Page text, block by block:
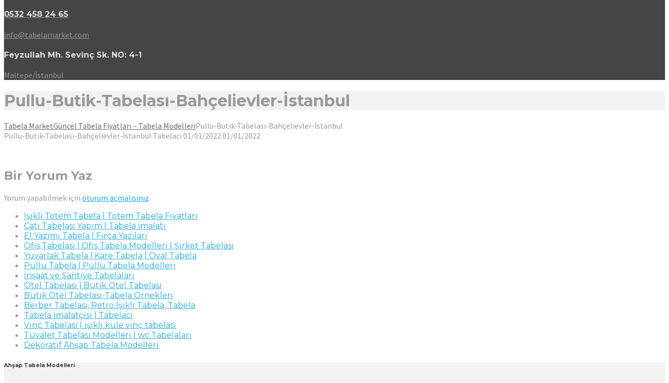
0532 458 24 65
info@tabelamarket.com
Feyzullah Mh. Sevinç Sk. NO: 4-1
Maltepe/İstanbul
Pullu-Butik-Tabelası-Bahçelievler-İstanbul
Tabela MarketGüncel Tabela Fiyatları – Tabela ModelleriPullu-Butik-Tabelası-Bahçelievler-İstanbul
Pullu-Butik-Tabelası-Bahçelievler-İstanbul Tabelaci 01/01/202201/01/2022
Bir Yorum Yaz
Yorum yapabilmek için oturum açmalısınız.
Işıklı Totem Tabela | Totem Tabela Fiyatları
Çatı Tabelası Yapım | Tabela imalatı
El Yazımı Tabela | Fırça Yazıları
Ofis Tabelası | Ofis Tabela Modelleri | Şirket Tabelası
Yuvarlak Tabela | Kare Tabela | Oval Tabela
Pullu Tabela | Pullu Tabela Modelleri
İnşaat ve Şantiye Tabelaları
Otel Tabelası | Butik Otel Tabelası
Butik Otel Tabelası-Tabela Örnekleri
Berber Tabelası, Retro Işıklı Tabela, Tabela
Tabela İmalatçısı | Tabelacı
Vinç Tabelası | ışıklı kule vinç tabelası
Tuvalet Tabelası Modelleri | wc Tabelaları
Dekoratif Ahşap Tabela Modelleri
Ahşap Tabela Modelleri